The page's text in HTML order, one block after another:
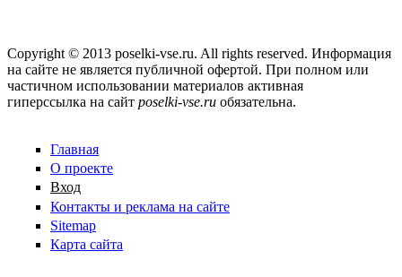
Copyright © 2013 poselki-vse.ru. All rights reserved. Информация
на сайте не является публичной офертой. При полном или
частичном использовании материалов активная
гиперссылка на сайт poselki-vse.ru​ обязательна.
Главная
О проекте
Вход
Контакты и реклама на сайте
Sitemap
Карта сайта